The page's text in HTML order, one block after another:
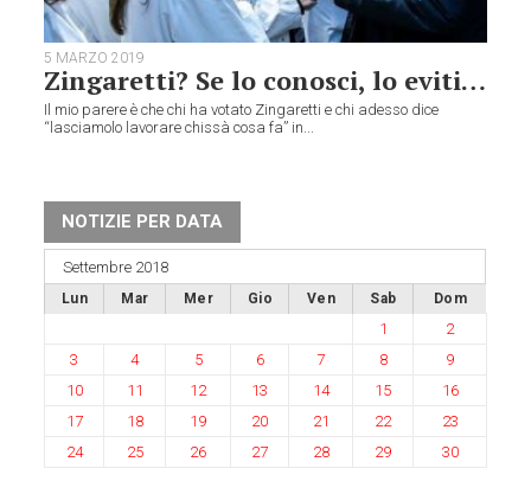
5 MARZO 2019
Zingaretti? Se lo conosci, lo eviti…
Il mio parere è che chi ha votato Zingaretti e chi adesso dice
“lasciamolo lavorare chissà cosa fa” in...
NOTIZIE PER DATA
Settembre 2018
Lun Mar Mer Gio Ven Sab Dom
1
2
3
4 5 6 7 8
9
10
11 12 13 14 15
16
17
18 19 20 21 22
23
24
25 26 27 28 29 30